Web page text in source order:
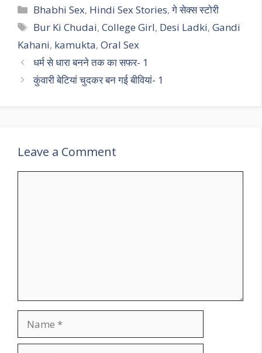
Categories
Bhabhi Sex, Hindi Sex Stories,गे सेक्स स्टोरी
Tags
Bur Ki Chudai,College Girl, Desi Ladki,Gandi
Kahani, kamukta, Oral Sex
धर्म से धारा बनने तक का सफर- 1
कुंवारी बेटियां चुदकर बन गई बीवियां- 1
Leave a Comment